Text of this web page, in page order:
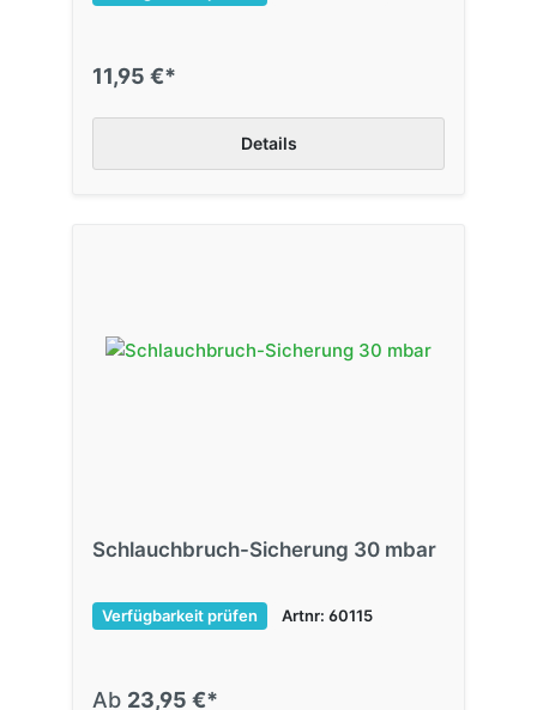
11,95 €*
Details
Schlauchbruch-Sicherung 30 mbar
Verfügbarkeit prüfen Artnr: 60115
Ab 23,95 €*